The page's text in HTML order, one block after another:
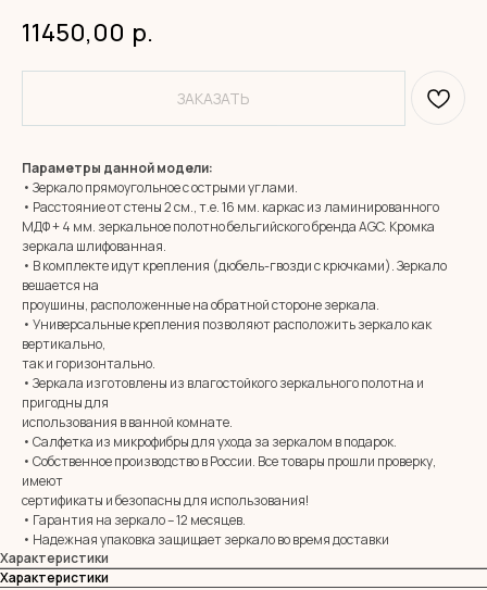
11450,00 р.
ЗАКАЗАТЬ
Параметры данной модели:
• Зеркало прямоугольное с острыми углами.
• Расстояние от стены 2 см., т.е. 16 мм. каркас из ламинированного
МДФ + 4 мм. зеркальное полотно бельгийского бренда AGC. Кромка
зеркала шлифованная.
• В комплекте идут крепления (дюбель-гвозди с крючками). Зеркало
вешается на
проушины, расположенные на обратной стороне зеркала.
• Универсальные крепления позволяют расположить зеркало как
вертикально,
так и горизонтально.
• Зеркала изготовлены из влагостойкого зеркального полотна и
пригодны для
использования в ванной комнате.
• Салфетка из микрофибры для ухода за зеркалом в подарок.
• Собственное производство в России. Все товары прошли проверку,
имеют
сертификаты и безопасны для использования!
• Гарантия на зеркало – 12 месяцев.
• Надежная упаковка защищает зеркало во время доставки
Характеристики
Характеристики
MIRROR ROOM
+7 (961) 595-72-73
E-mail:
Адрес: 350037, г. Краснодар,
х. им. Ленина, ДНТ Виктория,
ул. Казачья, д. 2А
zerkala@ksk23.ru